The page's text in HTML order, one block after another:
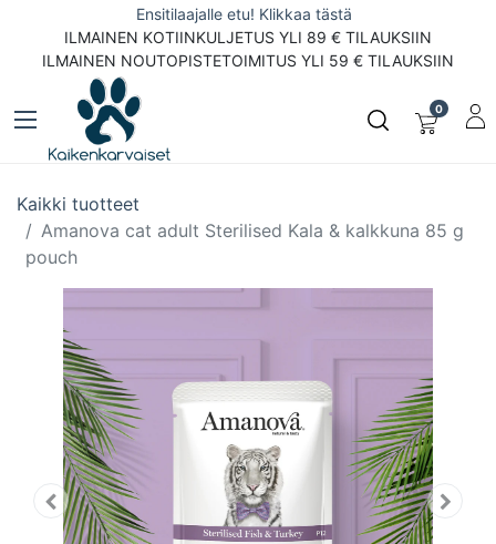
Ensitilaajalle etu! Klikkaa tästä
ILMAINEN KOTIINKULJETUS YLI 89 € TILAUKSIIN
ILMAINEN NOUTOPISTETOIMITUS YLI 59 € TILAUKSIIN
0
Kaikki tuotteet
Amanova cat adult Sterilised Kala & kalkkuna 85 g
pouch